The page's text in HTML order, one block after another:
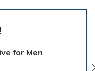
for Men